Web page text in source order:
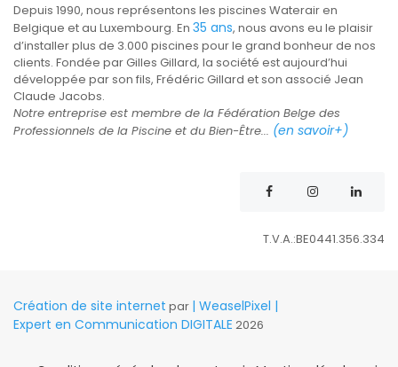
Depuis 1990, nous représentons les piscines Waterair en
Belgique et au Luxembourg. En 35 ans, nous avons eu le plaisir
d’installer plus de 3.000 piscines pour le grand bonheur de nos
clients. Fondée par Gilles Gillard, la société est aujourd’hui
développée par son fils, Frédéric Gillard et son associé Jean
Claude Jacobs.
Notre entreprise est membre de la Fédération Belge des
Professionnels de la Piscine et du Bien-Être... (en savoir+)
T.V.A.:BE0441.356.334
Création de site internet par | WeaselPixel |
Expert en Communication DIGITALE 2026